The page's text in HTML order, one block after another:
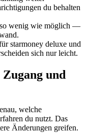
du behalten
wenig wie möglich —
starmoney deluxe und
sich nur leicht.
und
welche
du nutzt. Das
Änderungen greifen.